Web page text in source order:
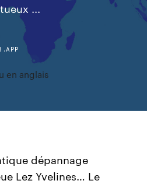
...
en anglais
dépannage
Lez Yvelines… Le